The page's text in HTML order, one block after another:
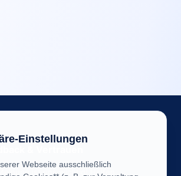
ist uns wichtig! Helfen
Einstellungen
Webseite ausschließlich